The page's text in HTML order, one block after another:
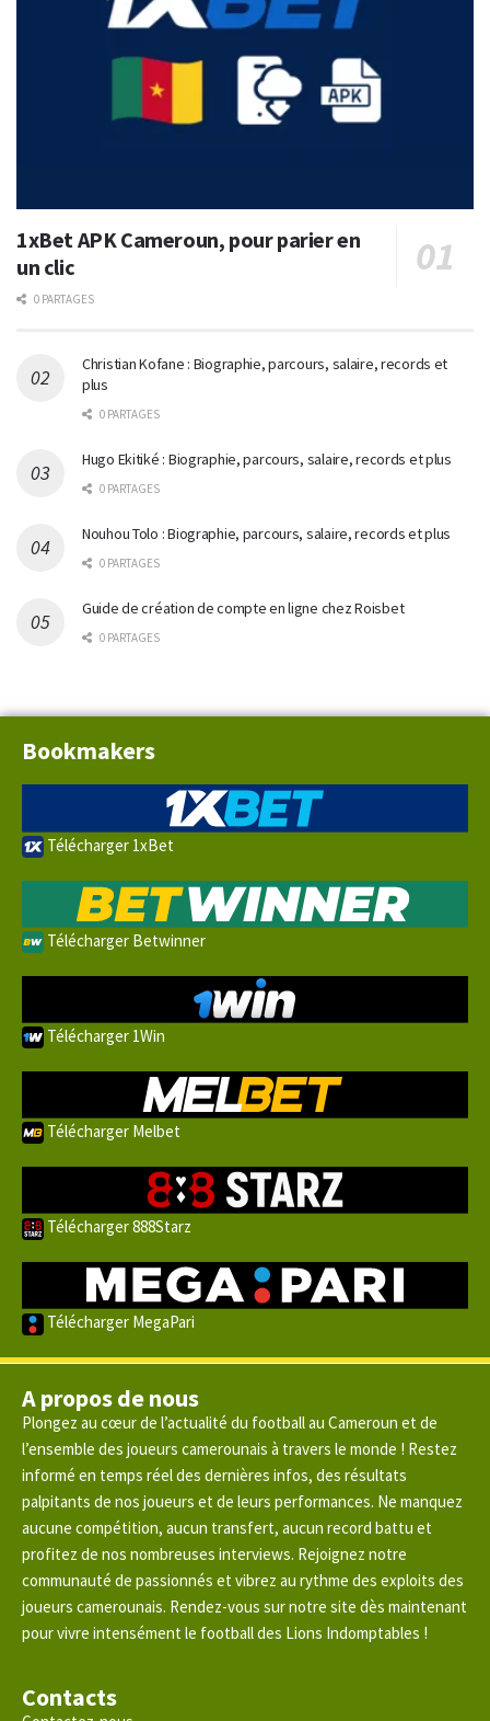
1xBet APK Cameroun, pour parier en
un clic
0 PARTAGES
Christian Kofane : Biographie, parcours, salaire, records et
plus
0 PARTAGES
Hugo Ekitiké : Biographie, parcours, salaire, records et plus
0 PARTAGES
Nouhou Tolo : Biographie, parcours, salaire, records et plus
0 PARTAGES
Guide de création de compte en ligne chez Roisbet
0 PARTAGES
Bookmakers
Télécharger 1xBet
Télécharger Betwinner
Télécharger 1Win
Télécharger Melbet
Télécharger 888Starz
Télécharger MegaPari
A propos de nous
Plongez au cœur de l’actualité du football au Cameroun et de
l’ensemble des joueurs camerounais à travers le monde ! Restez
informé en temps réel des dernières infos, des résultats
palpitants de nos joueurs et de leurs performances. Ne manquez
aucune compétition, aucun transfert, aucun record battu et
profitez de nos nombreuses interviews. Rejoignez notre
communauté de passionnés et vibrez au rythme des exploits des
joueurs camerounais. Rendez-vous sur notre site dès maintenant
pour vivre intensément le football des Lions Indomptables !
Contacts